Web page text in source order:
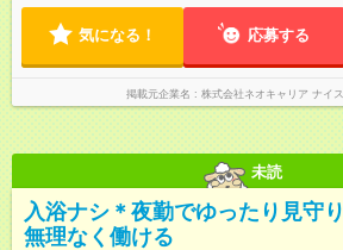
気になる！ 応募する
掲載元企業名 株式会社ネオキャリア ナイ
未読
入浴ナシ＊夜勤でゆったり見守
無理なく働ける